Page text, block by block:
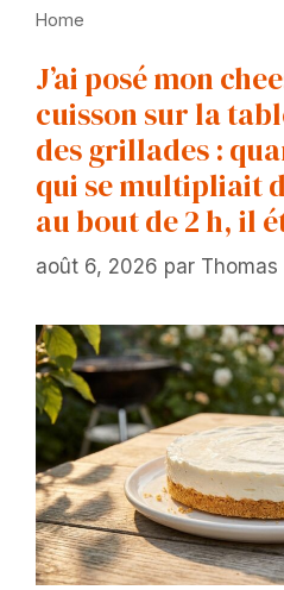
Home
J’ai posé mon
cuisson sur la
des grillades :
qui se multipliait
au bout de 2 h, il
août 6, 2026 par Thomas